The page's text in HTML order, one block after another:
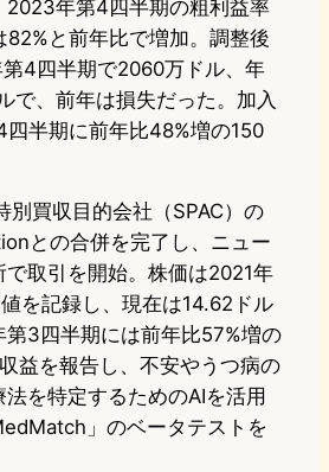
2023年第4四半期の粗利益率
82%と前年比で増加。調整後
4四半期で2060万ドル、年
で、前年は損失だった。加入
半期に前年比48%増の150
別買収目的会社（SPAC）の
との合併を完了し、ニュー
で取引を開始。株価は2021年
を記録し、現在は14.62ドル
第3四半期には前年比57%増の
益を報告し、不安やうつ病の
を特定するためのAIを活用
」のベータテストを